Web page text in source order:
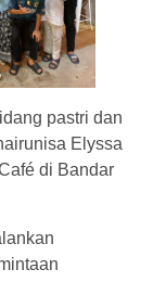
pastri dan
Elyssa
di Bandar